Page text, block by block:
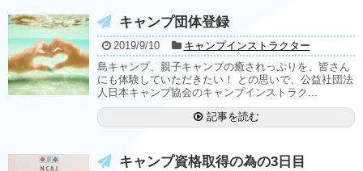
キャンプ団体登録
2019/9/10
キャンプインストラクター
島キャンプ、親子キャンプの癒されっぷりを、皆さん
にも体験していただきたい！ との思いで、公益社団法
人日本キャンプ協会のキャンプインストラク...
記事を読む
キャンプ資格取得の為の3日目